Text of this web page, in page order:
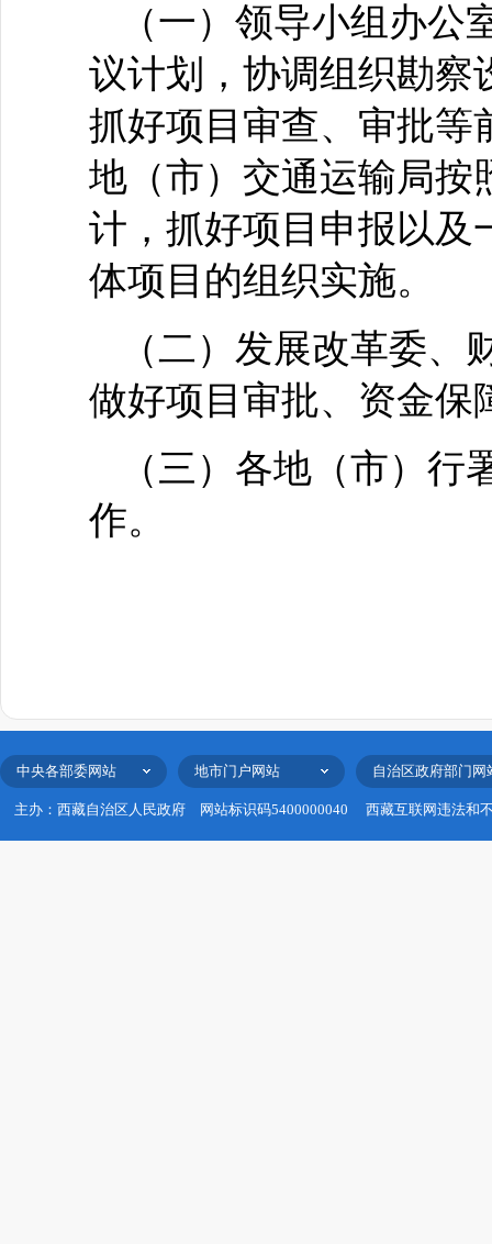
（一）领导小组办
议计划，协调组织勘察
抓好项目审查、审批等
地（市）交通运输局按
计，抓好项目申报以及
体项目的组织实施。
（二）发展改革委
做好项目审批、资金保
（三）各地（市）
作。
中央各部委网站 地市门户网站 自治区政府部门网
主办：西藏自治区人民政府 网站标识码5400000040 西藏互联网违法和